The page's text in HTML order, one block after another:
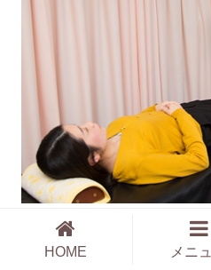
お客様のお悩みの原因がど
の５０項目に及ぶ検査法で調
HOME メニ